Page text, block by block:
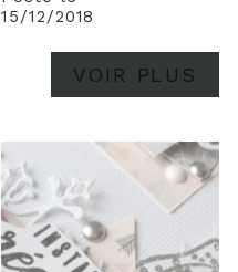
15/12/2018
VOIR PLUS